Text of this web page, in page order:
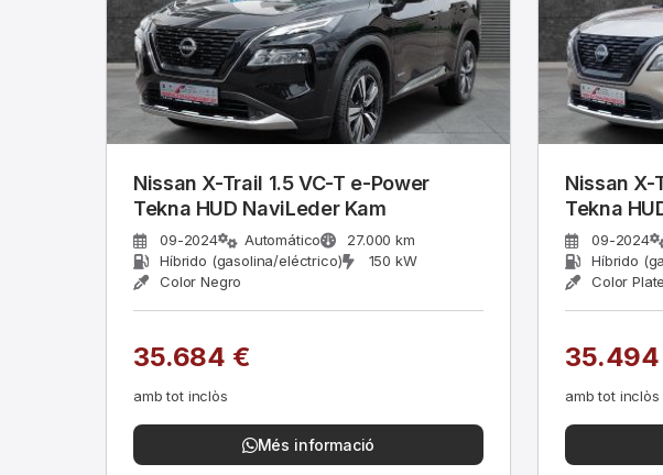
Nissan X-Trail 1.5 VC-T e-Power
Tekna HUD NaviLeder Kam
09-2024 Automático
27.000 km
Híbrido (gasolina/eléctrico)
150 kW
Color Negro
35.684 €
amb tot inclòs
Més informació
Nissan X-
Tekna
09-2024
Híbrido
Color
amb tot inclòs